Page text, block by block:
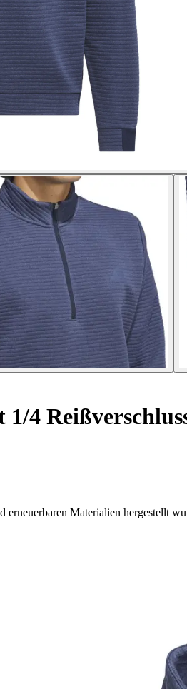
1/4
erneuerbaren Materialien hergestellt